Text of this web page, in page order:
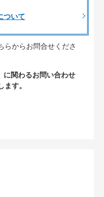
ついて
らからお問合せくださ
関わるお問い合わせ
ます。